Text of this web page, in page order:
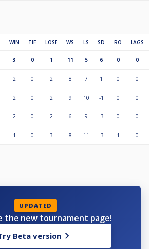
WIN TIE LOSE WS LS SD RO LAGS
3 0 1 11 5 6 0 0
2 0 2 8 7 1 0 0
2 0 2 9 10 -1 0 0
2 0 2 6 9 -3 0 0
1 0 3 8 11 -3 1 0
UPDATED
the new tournament page!
Beta version